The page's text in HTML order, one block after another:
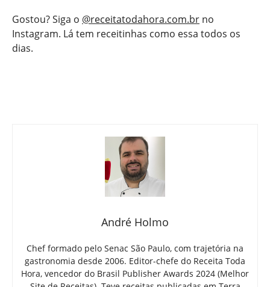
Gostou? Siga o @receitatodahora.com.br no
Instagram. Lá tem receitinhas como essa todos os
dias.
André Holmo
Chef formado pelo Senac São Paulo, com trajetória na
gastronomia desde 2006. Editor-chefe do Receita Toda
Hora, vencedor do Brasil Publisher Awards 2024 (Melhor